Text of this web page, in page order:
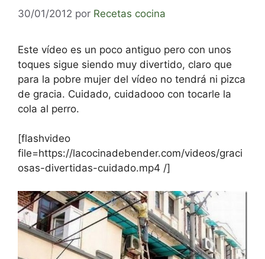
30/01/2012 por Recetas cocina
Este vídeo es un poco antiguo pero con unos
toques sigue siendo muy divertido, claro que
para la pobre mujer del vídeo no tendrá ni pizca
de gracia. Cuidado, cuidadooo con tocarle la
cola al perro.
[flashvideo
file=https://lacocinadebender.com/videos/graci
osas-divertidas-cuidado.mp4 /]